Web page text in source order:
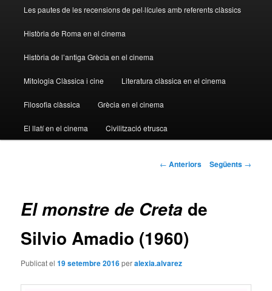
al
contingut
Les pautes de les recensions de pel·lícules amb referents clàssics
Història de Roma en el cinema
Història de l’antiga Grècia en el cinema
Mitologia Clàssica i cine Literatura clàssica en el cinema
Filosofia clàssica Grècia en el cinema
El llatí en el cinema Civilització etrusca
Navegació
← Anteriors Següents →
El monstre de Creta de
Silvio Amadio (1960)
Publicat el19 setembre 2016peralexia.alvarez